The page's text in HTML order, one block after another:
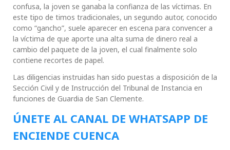
confusa, la joven se ganaba la confianza de las víctimas. En
este tipo de timos tradicionales, un segundo autor, conocido
como “gancho”, suele aparecer en escena para convencer a
la víctima de que aporte una alta suma de dinero real a
cambio del paquete de la joven, el cual finalmente solo
contiene recortes de papel.
Las diligencias instruidas han sido puestas a disposición de la
Sección Civil y de Instrucción del Tribunal de Instancia en
funciones de Guardia de San Clemente.
ÚNETE AL CANAL DE WHATSAPP DE
ENCIENDE CUENCA